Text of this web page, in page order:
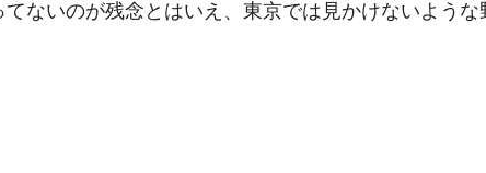
ないのが残念とはいえ、東京では見かけないような